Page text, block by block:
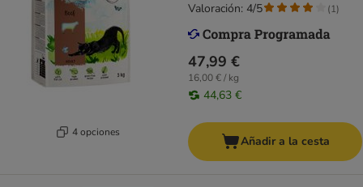
4 opciones
47,99 €
16,00 € / kg
44,63 €
Valoración: 4/5 (1)
Añadir a la cesta